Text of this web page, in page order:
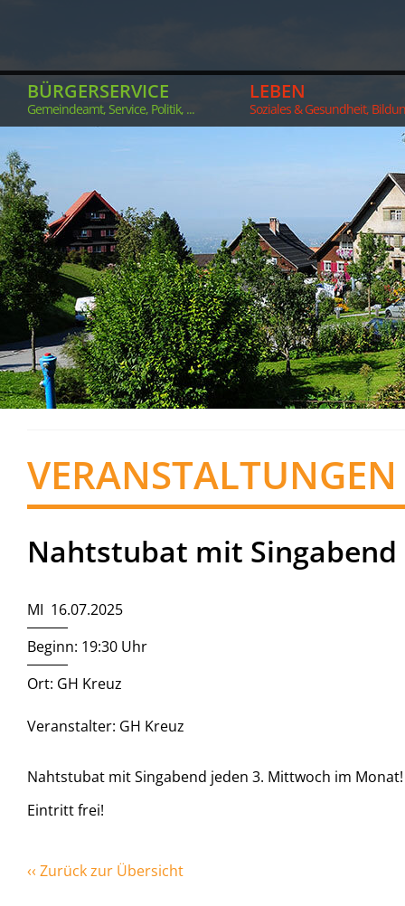
BÜRGERSERVICE
Gemeindeamt, Service, Politik, ...
LEBEN
Soziales & Gesundheit,
VERANSTALTUNGEN
Nahtstubat mit Singabend
MI 16.07.2025
Beginn: 19:30 Uhr
Ort: GH Kreuz
Veranstalter: GH Kreuz
Nahtstubat mit Singabend jeden 3. Mittwoch im Monat!
Eintritt frei!
‹‹ Zurück zur Übersicht